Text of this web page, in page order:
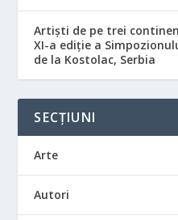
Artiști de pe trei
XI-a ediție a
de la Kostolac, Serbia
SECȚIUNI
Arte
Autori